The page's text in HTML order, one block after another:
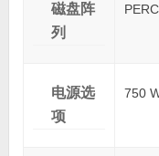
磁盘阵
列
电源选
项
750